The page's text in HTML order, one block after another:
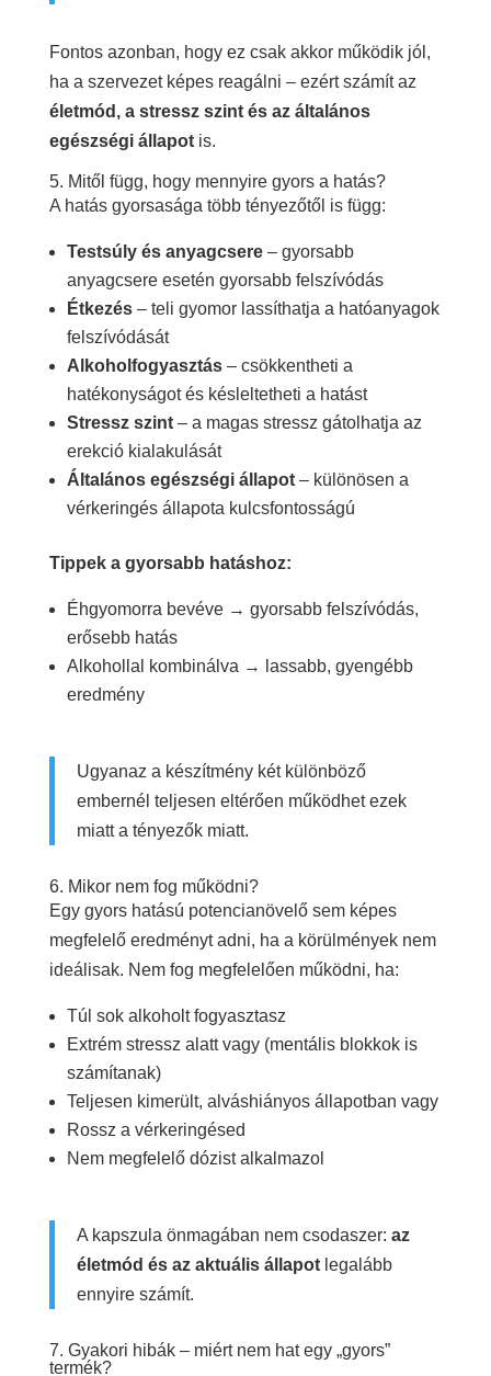
Fontos azonban, hogy ez csak akkor működik jól,
ha a szervezet képes reagálni – ezért számít az
életmód, a stressz szint és az általános
egészségi állapotis.
5. Mitől függ, hogy mennyire gyors a hatás?
A hatás gyorsasága több tényezőtől is függ:
Testsúly és anyagcsere– gyorsabb
anyagcsere esetén gyorsabb felszívódás
Étkezés– teli gyomor lassíthatja a hatóanyagok
felszívódását
Alkoholfogyasztás– csökkentheti a
hatékonyságot és késleltetheti a hatást
Stressz szint– a magas stressz gátolhatja az
erekció kialakulását
Általános egészségi állapot– különösen a
vérkeringés állapota kulcsfontosságú
Tippek a gyorsabb hatáshoz:
Éhgyomorra bevéve → gyorsabb felszívódás,
erősebb hatás
Alkohollal kombinálva → lassabb, gyengébb
eredmény
Ugyanaz a készítmény két különböző
embernél teljesen eltérően működhet ezek
miatt a tényezők miatt.
6. Mikor nem fog működni?
Egy gyors hatású potencianövelő sem képes
megfelelő eredményt adni, ha a körülmények nem
ideálisak. Nem fog megfelelően működni, ha:
Túl sok alkoholt fogyasztasz
Extrém stressz alatt vagy (mentális blokkok is
számítanak)
Teljesen kimerült, alváshiányos állapotban vagy
Rossz a vérkeringésed
Nem megfelelő dózist alkalmazol
A kapszula önmagában nem csodaszer: az
életmód és az aktuális állapotlegalább
ennyire számít.
7. Gyakori hibák – miért nem hat egy „gyors”
termék?